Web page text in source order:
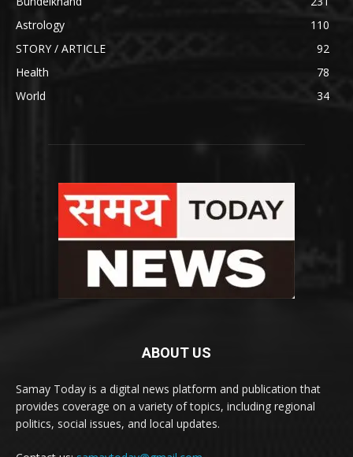
Astrology
110
STORY / ARTICLE
92
Health
78
World
34
ABOUT US
Samay Today is a digital news platform and publication that
provides coverage on a variety of topics, including regional
politics, social issues, and local updates.